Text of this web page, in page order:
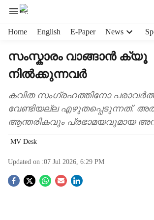
Home English E-Paper News
സംസ്കാരം വാങ്ങാൻ ക്യൂ
നിൽക്കുന്നവർ
കവിത സംഗ്രഹത്തിനോ
വേണ്ടിയല്ല എഴുതപ്പെടുന്നത്.
ആന്തരികവും പ്രഭാമയവുമായ
MV Desk
Updated on :07 Jul 2026, 6:29 PM
S